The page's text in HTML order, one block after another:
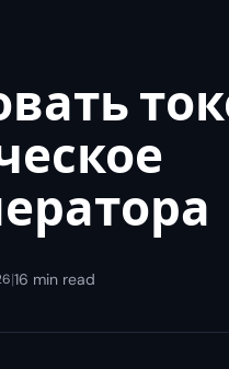
|16 min read